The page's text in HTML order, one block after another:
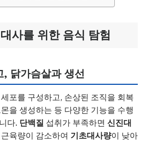
사를 위한 음식 탐험
, 닭가슴살과 생선
포를 구성하고, 손상된 조직을 회복
을 생성하는 등 다양한 기능을 수행
다. 단백질 섭취가 부족하면 신진대
육량이 감소하여 기초대사량이 낮아